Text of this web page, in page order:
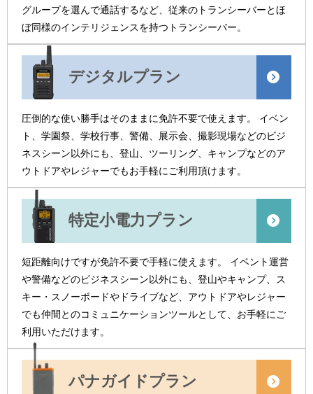
グループを選んで通話するなど、従来のトランシーバーとほ
ぼ同様のインテリジェンスを持つトランシーバー。
デジタルプラン
圧倒的な使い勝手はそのままに免許不要で使えます。 イベン
ト、学園祭、学校行事、警備、展示会、撮影現場などのビジ
ネスシーン以外にも、登山、ツーリング、キャンプなどのア
ウトドアやレジャーでもお手軽にご利用頂けます。
特定小電力プラン
短距離向けですが免許不要で手軽に使えます。 イベント運営
や警備などのビジネスシーン以外にも、登山やキャンプ、ス
キー・スノーボードやドライブなど、アウトドアやレジャー
でも仲間とのコミュニケーションツールとして、お手軽にご
利用いただけます。
パナガイドプラン